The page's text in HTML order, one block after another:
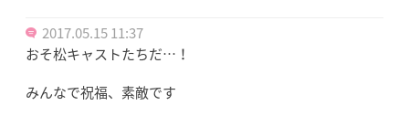
2017.05.15 11:37
おそ松キャストたちだ…！
みんなで祝福、素敵です